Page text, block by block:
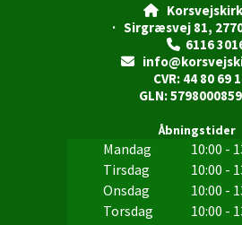

· Sirgræsvej 81,
 6116

CVR: 44 80 69
GLN:
Åbningstider
Mandag
10:00 -
Tirsdag
10:00 -
Onsdag
10:00 -
Torsdag
10:00 -